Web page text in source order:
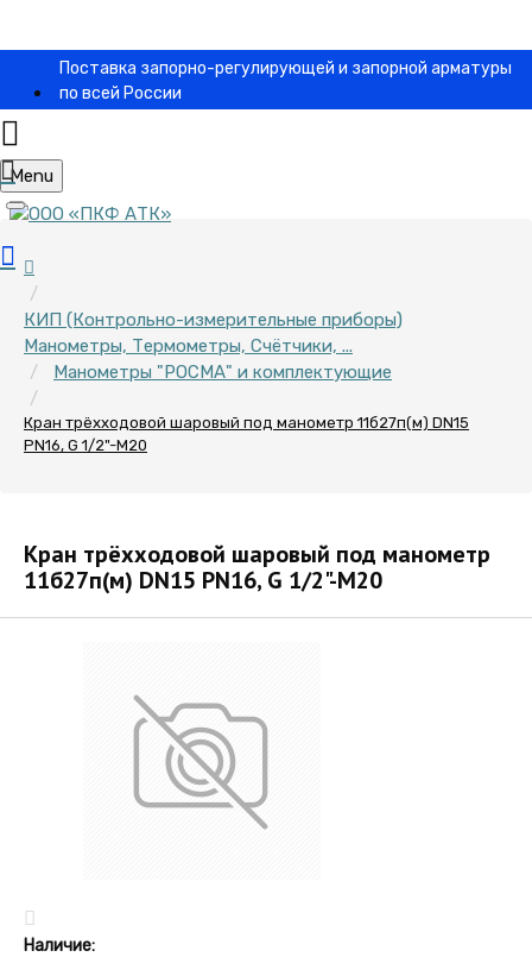
Поставка запорно-регулирующей и запорной арматуры
по всей России
Menu
КИП (Контрольно-измерительные приборы)
Манометры, Термометры, Счётчики, ...
Манометры "РОСМА" и комплектующие
Кран трёхходовой шаровый под манометр 11б27п(м) DN15
PN16, G 1/2"-M20
Кран трёхходовой шаровый под манометр
11б27п(м) DN15 PN16, G 1/2"-M20
Наличие: